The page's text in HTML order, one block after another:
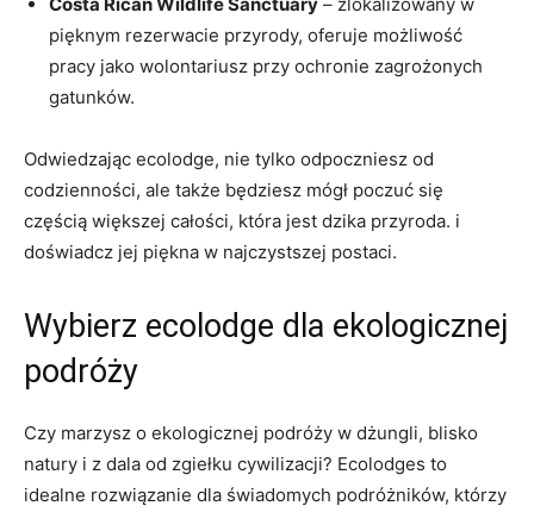
pięknym rezerwacie przyrody,⁤ oferuje⁢ możliwość
pracy jako wolontariusz przy​ ochronie zagrożonych
gatunków.
Odwiedzając ecolodge, nie ‍tylko odpoczniesz od
codzienności,⁤ ale także będziesz mógł poczuć się
częścią większej całości, ⁢która‍ jest‌ dzika przyroda. i
doświadcz jej ⁣piękna w​ najczystszej postaci.
Wybierz ecolodge dla ekologicznej
⁤podróży
Czy marzysz o⁣ ekologicznej podróży w ‍dżungli, blisko
natury‍ i z dala od zgiełku cywilizacji? Ecolodges to
idealne rozwiązanie dla⁤ świadomych podróżników,‍ którzy